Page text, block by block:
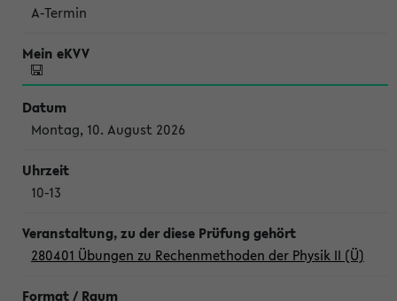
A-Termin
Montag, 10. August 2026
10-13
280401 Übungen zu Rechenmethoden der Physik II (Ü)